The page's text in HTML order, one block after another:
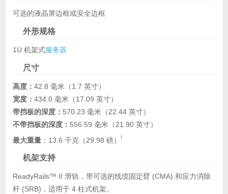
可选的液晶屏边框或安全边框
外形规格
1U 机架式服务器
尺寸
高度： 42.8 毫米（1.7 英寸）
宽度： 434.0 毫米（17.09 英寸）
带挡板的深度： 570.23 毫米（22.44 英寸）
不带挡板的深度： 556.59 毫米（21.90 英寸）
最大重量：13.6 千克（29.98 磅） i
机架支持
ReadyRails™ II 滑轨，带可选的线缆固定臂 (CMA) 和应力消除
杆 (SRB)，适用于 4 柱式机架。